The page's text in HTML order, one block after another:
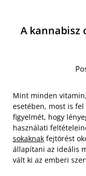
A kannabisz
Mint minden
esetében, most is
figyelmét, hogy
használati
sokaknak fejtörést
állapítani az ideális
vált ki az emberi